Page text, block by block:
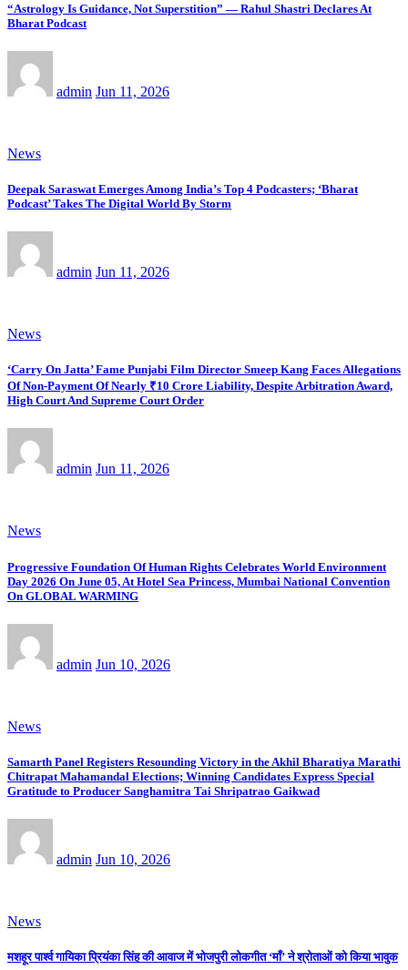
“Astrology Is Guidance, Not Superstition” — Rahul Shastri Declares At
Bharat Podcast
admin Jun 11, 2026
News
Deepak Saraswat Emerges Among India’s Top 4 Podcasters; ‘Bharat
Podcast’ Takes The Digital World By Storm
admin Jun 11, 2026
News
‘Carry On Jatta’ Fame Punjabi Film Director Smeep Kang Faces Allegations
Of Non-Payment Of Nearly ₹10 Crore Liability, Despite Arbitration Award,
High Court And Supreme Court Order
admin Jun 11, 2026
News
Progressive Foundation Of Human Rights Celebrates World Environment
Day 2026 On June 05, At Hotel Sea Princess, Mumbai National Convention
On GLOBAL WARMING
admin Jun 10, 2026
News
Samarth Panel Registers Resounding Victory in the Akhil Bharatiya Marathi
Chitrapat Mahamandal Elections; Winning Candidates Express Special
Gratitude to Producer Sanghamitra Tai Shripatrao Gaikwad
admin Jun 10, 2026
News
मशहूर पार्श्व गायिका प्रियंका सिंह की आवाज में भोजपुरी लोकगीत ‘माँ’ ने श्रोताओं को किया भावुक